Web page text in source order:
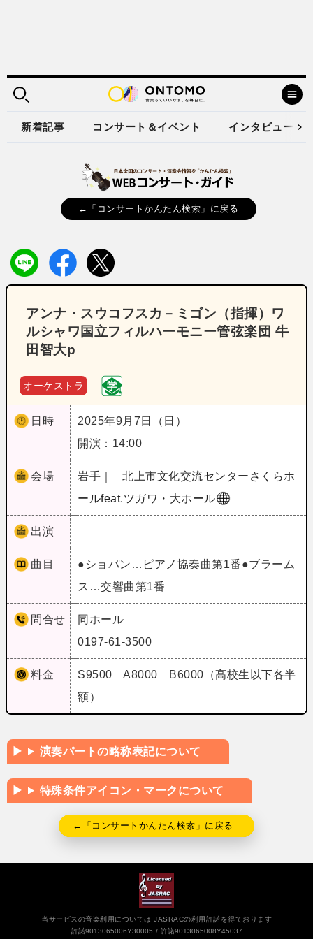
新着記事 コンサート＆イベント インタビュー
←「コンサートかんたん検索」に戻る
アンナ・スウコフスカ－ミゴン（指揮）ワ
ルシャワ国立フィルハーモニー管弦楽団 牛
田智大p
オーケストラ
日時
2025年9月7日（日）
開演：14:00
会場 岩手｜
北上市文化交流センターさくらホ
ールfeat.ツガワ・大ホール
出演
曲目
●ショパン…ピアノ協奏曲第1番●ブラーム
ス…交響曲第1番
問合せ
同ホール
0197-61-3500
料金
S9500 A8000 B6000（高校生以下各半
額）
演奏パートの略称表記について
特殊条件アイコン・マークについて
←「コンサートかんたん検索」に戻る
当サービスの音楽利用については JASRACの利用許諾を得ております
許諾9013065006Y30005
許諾9013065008Y45037